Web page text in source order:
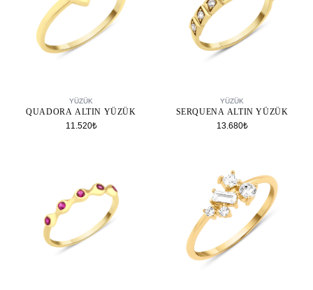
YÜZÜK
QUADORA ALTIN YÜZÜK
11.520₺
YÜZÜK
SERQUENA ALTIN YÜZÜK
13.680₺